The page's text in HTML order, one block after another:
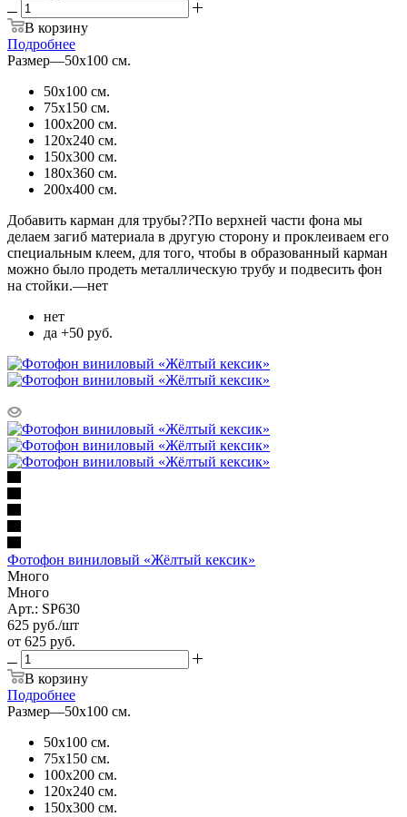
В корзину
Подробнее
Размер—50х100 см.
50х100 см.
75х150 см.
100х200 см.
120х240 см.
150х300 см.
180х360 см.
200х400 см.
Добавить карман для трубы??По верхней части фона мы
делаем загиб материала в другую сторону и проклеиваем его
специальным клеем, для того, чтобы в образованный карман
можно было продеть металлическую трубу и подвесить фон
на стойки.—нет
нет
да +50 руб.
Фотофон виниловый «Жёлтый кексик»
Много
Много
Арт.: SP630
625 руб./шт
от 625 руб.
В корзину
Подробнее
Размер—50х100 см.
50х100 см.
75х150 см.
100х200 см.
120х240 см.
150х300 см.